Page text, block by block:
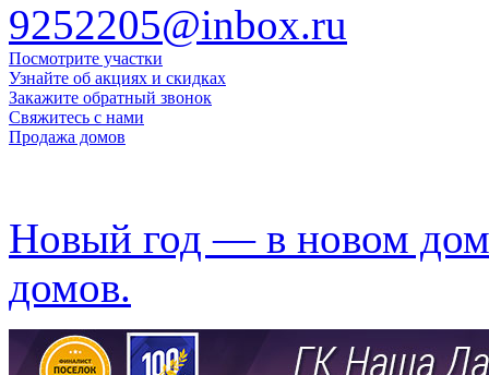
9252205@inbox.ru
Посмотрите участки
Узнайте об акциях и скидках
Закажите обратный звонок
Свяжитесь с нами
Продажа домов
Новый год — в новом
домов.